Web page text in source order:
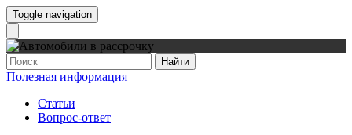
Toggle navigation
Найти
Полезная информация
Статьи
Вопрос-ответ